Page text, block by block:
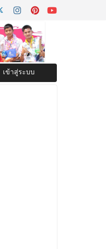
เข้าสู่ระบบ